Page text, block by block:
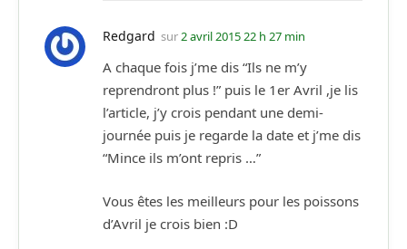
Redgard sur2 avril 2015 22 h 27 min
A chaque fois j’me dis “Ils ne m’y
reprendront plus !” puis le 1er Avril ,je lis
l’article, j’y crois pendant une demi-
journée puis je regarde la date et j’me dis
“Mince ils m’ont repris …”
Vous êtes les meilleurs pour les poissons
d’Avril je crois bien :D